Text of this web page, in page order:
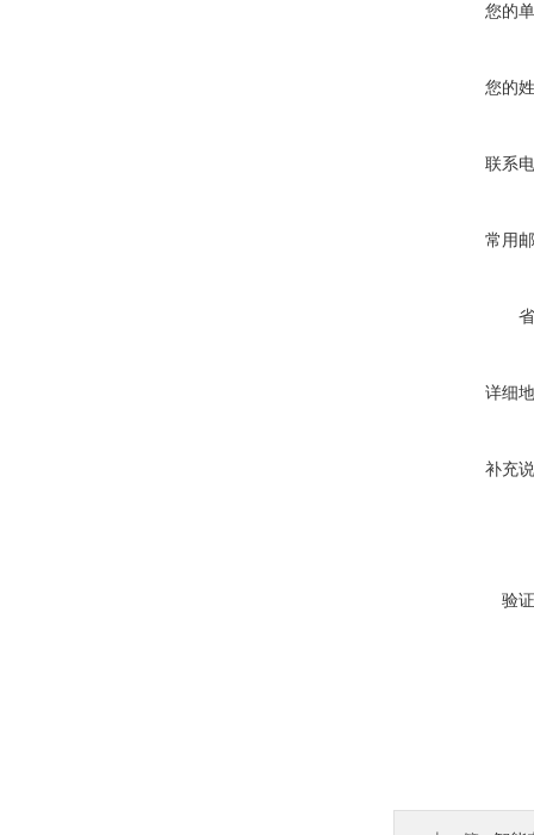
您的
您的
联系
常用
详细
补充
验